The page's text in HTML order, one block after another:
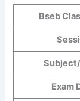
Bseb
Exam